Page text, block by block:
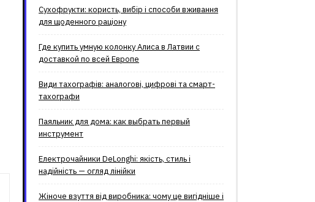
Сухофрукти: користь, вибір і способи вживання
для щоденного раціону
Где купить умную колонку Алиса в Латвии с
доставкой по всей Европе
Види тахографів: аналогові, цифрові та смарт-
тахографи
Паяльник для дома: как выбрать первый
инструмент
Електрочайники DeLonghi: якість, стиль і
надійність — огляд лінійки
Жіноче взуття від виробника: чому це вигідніше і